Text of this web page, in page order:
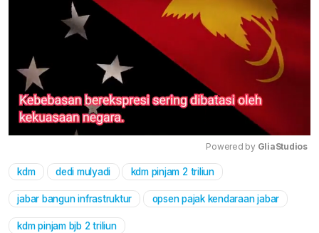
Powered by GliaStudios
kdm dedi mulyadi kdm pinjam 2 triliun
jabar bangun infrastruktur opsen pajak kendaraan jabar
kdm pinjam bjb 2 triliun